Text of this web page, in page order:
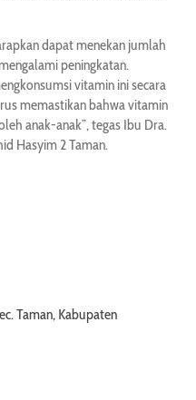
dapat menekan jumlah
peningkatan.
vitamin ini secara
memastikan bahwa vitamin
anak-anak”, tegas Ibu Dra.
Hasyim 2 Taman.
Taman, Kabupaten